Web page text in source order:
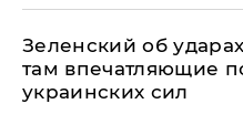
Зеленский об
там впечатляющие
украинских сил